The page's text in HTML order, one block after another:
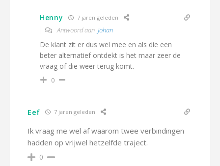
Henny 7 jaren geleden
Antwoord aan Johan
De klant zit er dus wel mee en als die een
beter alternatief ontdekt is het maar zeer de
vraag of die weer terug komt.
0
Eef 7 jaren geleden
Ik vraag me wel af waarom twee verbindingen
hadden op vrijwel hetzelfde traject.
0